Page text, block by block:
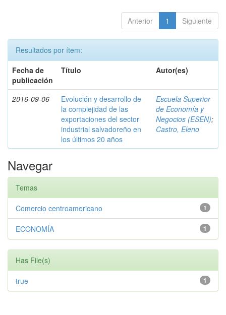
Anterior 1 Siguiente
Resultados por ítem:
Fecha de
publicación
Título Autor(es)
2016-09-06
Evolución y desarrollo de
la complejidad de las
exportaciones del sector
industrial salvadoreño en
los últimos 20 años
Escuela Superior
de Economía y
Negocios (ESEN);
Castro, Eleno
Navegar
Temas
1
Comercio centroamericano
1
ECONOMÍA
Has File(s)
1
true